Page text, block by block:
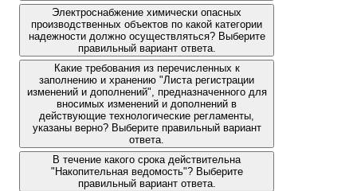
Электроснабжение химически опасных
производственных объектов по какой категории
надежности должно осуществляться? Выберите
правильный вариант ответа.
Какие требования из перечисленных к
заполнению и хранению "Листа регистрации
изменений и дополнений", предназначенного для
вносимых изменений и дополнений в
действующие технологические регламенты,
указаны верно? Выберите правильный вариант
ответа.
В течение какого срока действительна
"Накопительная ведомость"? Выберите
правильный вариант ответа.